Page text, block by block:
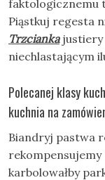
faktologicznemu
Piąstkuj regesta
Trzciankajustiery
niechlastającym
Polecanej klasy
kuchnia na
Biandryj pastwa
rekompensujemy
karbolowałby